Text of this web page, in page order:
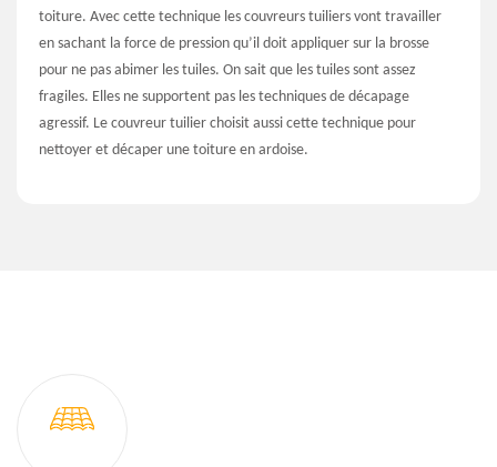
toiture. Avec cette technique les couvreurs tuiliers vont travailler
en sachant la force de pression qu’il doit appliquer sur la brosse
pour ne pas abimer les tuiles. On sait que les tuiles sont assez
fragiles. Elles ne supportent pas les techniques de décapage
agressif. Le couvreur tuilier choisit aussi cette technique pour
nettoyer et décaper une toiture en ardoise.